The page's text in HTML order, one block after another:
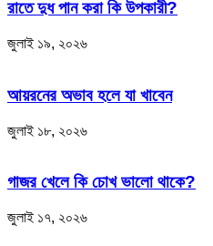
রাতে দুধ পান করা কি উপকারী?
জুলাই ১৯, ২০২৬
আয়রনের অভাব হলে যা খাবেন
জুলাই ১৮, ২০২৬
গাজর খেলে কি চোখ ভালো থাকে?
জুলাই ১৭, ২০২৬